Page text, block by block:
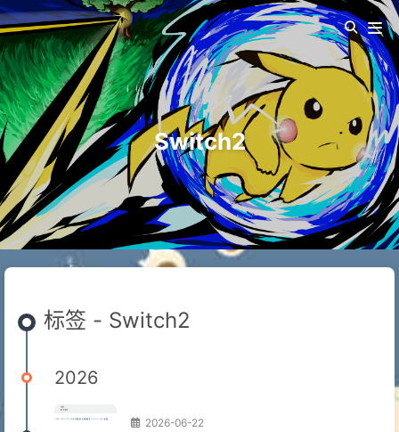
Switch2
标签 - Switch2
2026
2026-06-22